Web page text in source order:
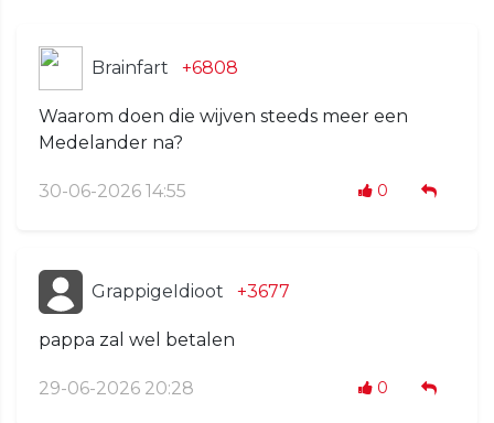
Brainfart +6808
Waarom doen die wijven steeds meer een
Medelander na?
30-06-2026 14:55 0
GrappigeIdioot +3677
pappa zal wel betalen
29-06-2026 20:28 0